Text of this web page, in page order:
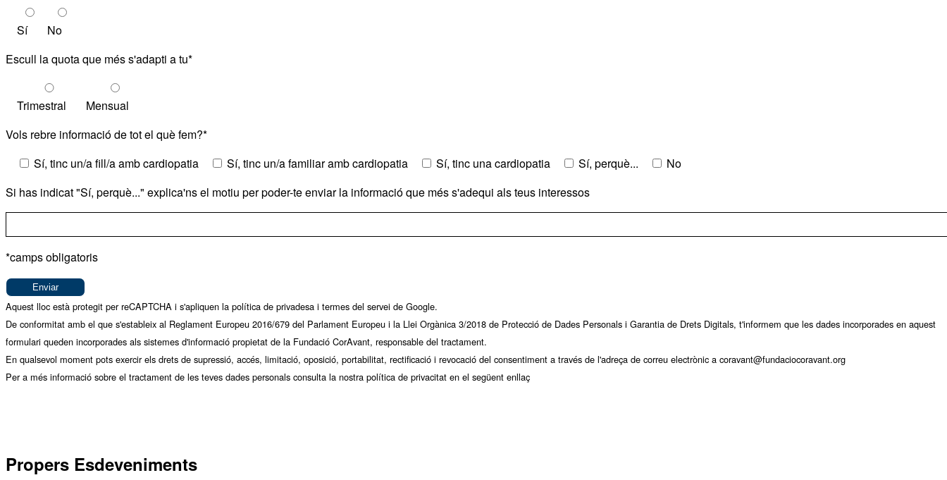
Sí
No
Escull la quota que més s'adapti a tu*
Trimestral
Mensual
Vols rebre informació de tot el què fem?*
Sí, tinc un/a fill/a amb cardiopatia
Sí, tinc un/a familiar amb cardiopatia Sí, tinc una cardiopatia Sí, perquè...
No
Si has indicat "Sí, perquè..." explica'ns el motiu per poder-te enviar la informació que més s'adequi als teus interessos
*camps obligatoris
Aquest lloc està protegit per reCAPTCHA i s'apliquen la política de privadesa i termes del servei de Google.
De conformitat amb el que s'estableix al Reglament Europeu 2016/679 del Parlament Europeu i la Llei Orgànica 3/2018 de Protecció de Dades Personals i Garantia de Drets Digitals, t'informem que les dades incorporades en aquest
formulari queden incorporades als sistemes d'informació propietat de la Fundació CorAvant, responsable del tractament.
En qualsevol moment pots exercir els drets de supressió, accés, limitació, oposició, portabilitat, rectificació i revocació del consentiment a través de l'adreça de correu electrònic a coravant@fundaciocoravant.org
Per a més informació sobre el tractament de les teves dades personals consulta la nostra política de privacitat en el següent enllaç
Propers Esdeveniments